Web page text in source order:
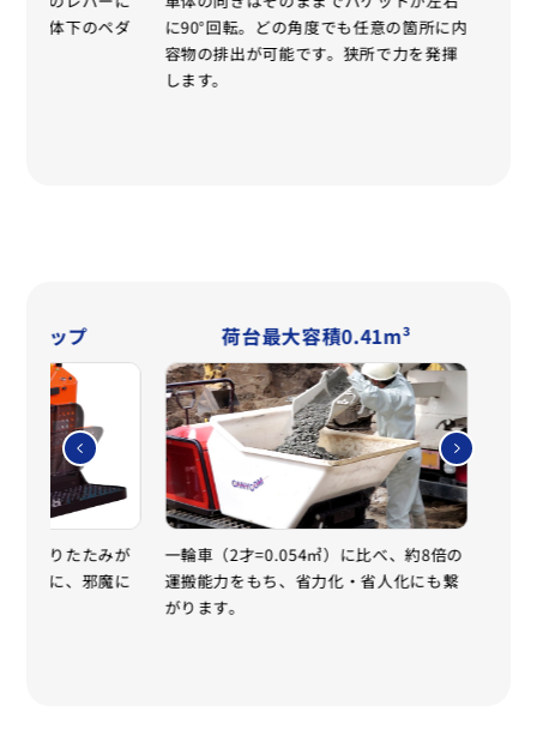
は車体下のペダ
に90°回転。どの角度でも任意の箇所に内
容物の排出が可能です。狭所で力を発揮
します。
ステップ
で折りたたみが
が楽に、邪魔に
荷台最大容積0.41m³
一輪車（2才=0.054㎥）に比べ、約8倍の
運搬能力をもち、省力化・省人化にも繋
がります。